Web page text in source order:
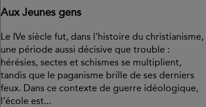
Aux Jeunes gens
Le IVe siècle fut, dans l'histoire du christianisme,
une période aussi décisive que trouble :
hérésies, sectes et schismes se multiplient,
tandis que le paganisme brille de ses derniers
feux. Dans ce contexte de guerre idéologique,
l’école est...